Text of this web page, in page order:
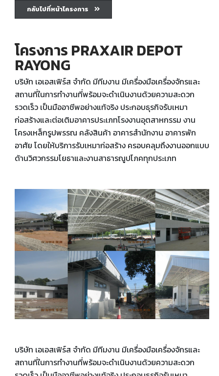
กลับไปที่หน้าโครงการ
โครงการ PRAXAIR DEPOT
RAYONG
บริษัท เอเอสเฟิร์ส จำกัด มีทีมงาน มีเครื่องมือเครื่องจักรและ
สถานที่ในการทำงานที่พร้อมจะดำเนินงานด้วยความสะดวก
รวดเร็ว เป็นมืออาชีพอย่างแท้จริง ประกอบธุรกิจรับเหมา
ก่อสร้างและต่อเติมอาคารประเภทโรงงานอุตสาหกรรม งาน
โครงเหล็กรูปพรรณ คลังสินค้า อาคารสำนักงาน อาคารพัก
อาศัย โดยให้บริการรับเหมาก่อสร้าง ครอบคลุมถึงงานออกแบบ
ด้านวิศวกรรมโยธาและงานสาธารณูปโภคทุกประเภท
บริษัท เอเอสเฟิร์ส จำกัด มีทีมงาน มีเครื่องมือเครื่องจักรและ
สถานที่ในการทำงานที่พร้อมจะดำเนินงานด้วยความสะดวก